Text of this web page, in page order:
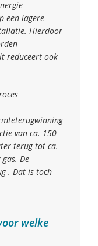
een lagere
Hierdoor
reduceert ook
van ca. 150
terug tot ca.
De
. Dat is toch
welke